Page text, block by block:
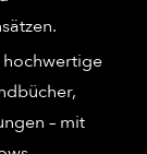
– mit